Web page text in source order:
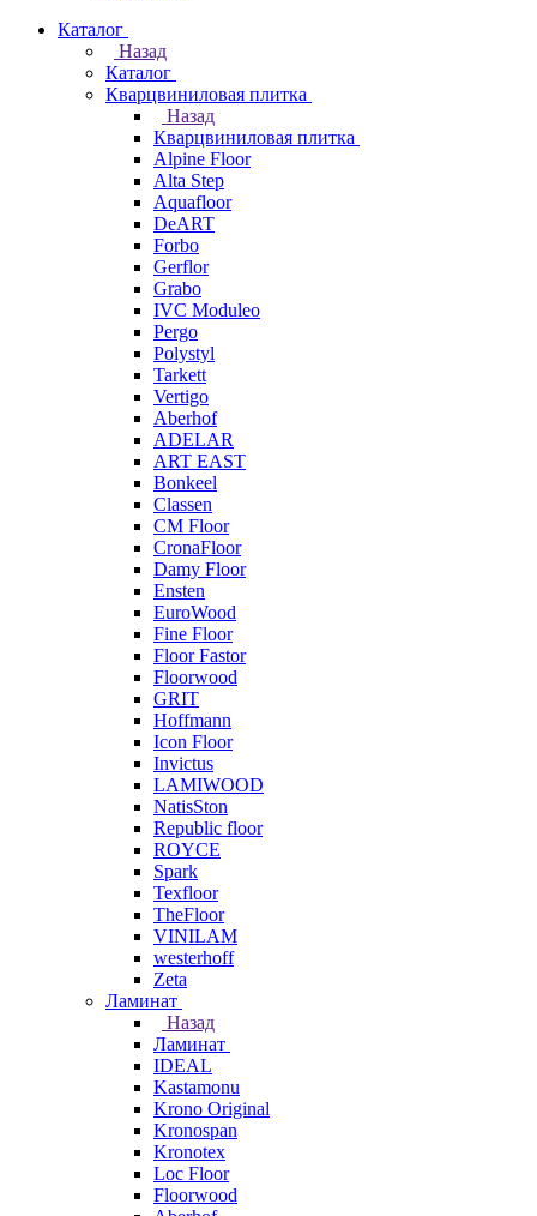
Каталог
Назад
Каталог
Кварцвиниловая плитка
Назад
Кварцвиниловая плитка
Alpine Floor
Alta Step
Aquafloor
DeART
Forbo
Gerflor
Grabo
IVC Moduleo
Pergo
Polystyl
Tarkett
Vertigo
Aberhof
ADELAR
ART EAST
Bonkeel
Classen
CM Floor
CronaFloor
Damy Floor
Ensten
EuroWood
Fine Floor
Floor Fastor
Floorwood
GRIT
Hoffmann
Icon Floor
Invictus
LAMIWOOD
NatisSton
Republic floor
ROYCE
Spark
Texfloor
TheFloor
VINILAM
westerhoff
Zeta
Ламинат
Назад
Ламинат
IDEAL
Kastamonu
Krono Original
Kronospan
Kronotex
Loc Floor
Floorwood